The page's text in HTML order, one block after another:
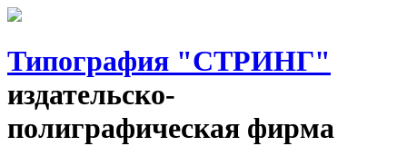
Типография "СТРИНГ"
издательско-
полиграфическая фирма